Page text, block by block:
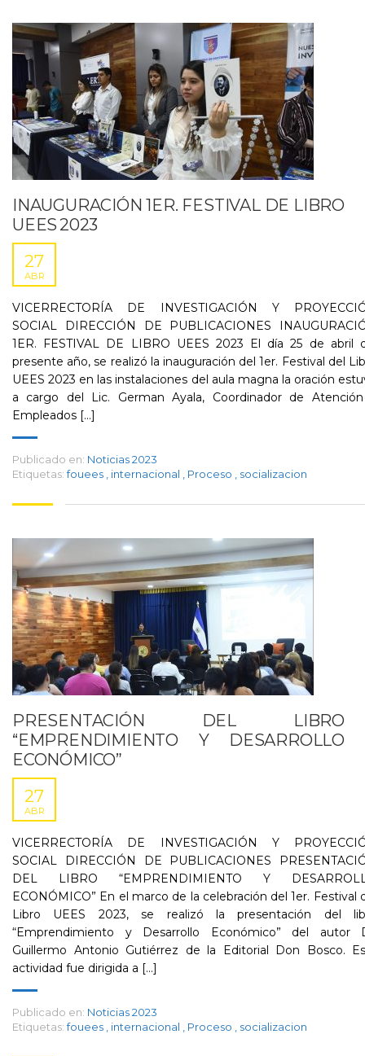
INAUGURACIÓN 1ER. FESTIVAL DE LIBRO
UEES 2023
27
ABR
VICERRECTORÍA DE INVESTIGACIÓN Y
SOCIAL DIRECCIÓN DE PUBLICACIONES
1ER. FESTIVAL DE LIBRO UEES 2023 El día 25 de abril
presente año, se realizó la inauguración del 1er. Festival del
UEES 2023 en las instalaciones del aula magna la oración
a cargo del Lic. German Ayala, Coordinador de
Empleados [...]
Publicado en: Noticias 2023
Etiquetas: fouees internacional Proceso socializacion
PRESENTACIÓN DEL LIBRO
“EMPRENDIMIENTO Y DESARROLLO
ECONÓMICO”
27
ABR
VICERRECTORÍA DE INVESTIGACIÓN Y
SOCIAL DIRECCIÓN DE PUBLICACIONES
DEL LIBRO “EMPRENDIMIENTO Y
ECONÓMICO” En el marco de la celebración del 1er. Festival
Libro UEES 2023, se realizó la presentación del
“Emprendimiento y Desarrollo Económico” del autor
Guillermo Antonio Gutiérrez de la Editorial Don Bosco.
actividad fue dirigida a [...]
Publicado en: Noticias 2023
Etiquetas: fouees internacional Proceso socializacion